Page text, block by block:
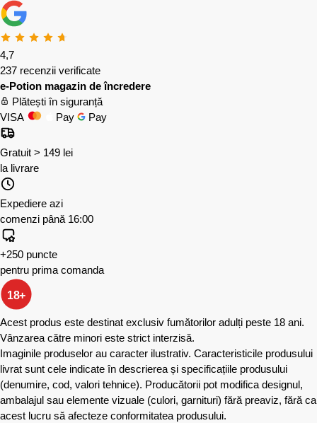
4,7
237 recenzii verificate
e-Potion magazin de încredere
Plătești în siguranță
VISA
Pay Pay
Gratuit > 149 lei
la livrare
Expediere azi
comenzi până 16:00
+250 puncte
pentru prima comanda
18+
Acest produs este destinat exclusiv fumătorilor adulți peste 18 ani.
Vânzarea către minori este strict interzisă.
Imaginile produselor au caracter ilustrativ. Caracteristicile produsului
livrat sunt cele indicate în descrierea și specificațiile produsului
(denumire, cod, valori tehnice). Producătorii pot modifica designul,
ambalajul sau elemente vizuale (culori, garnituri) fără preaviz, fără ca
acest lucru să afecteze conformitatea produsului.